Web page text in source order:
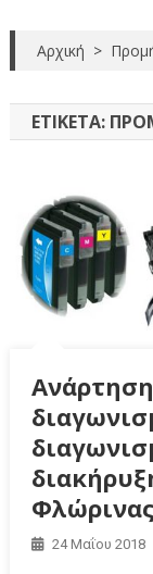
Αρχική >
ΕΤΙΚΈΤΑ:
Φλώρινας
24 Μαΐου 2018